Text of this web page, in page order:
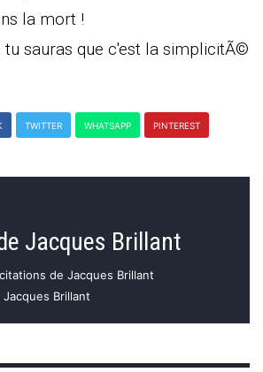
la mort !
tu sauras que c'est la simplicitÃ©
TWITTER WHATSAPP PINTEREST
Jacques Brillant
de Jacques Brillant
Brillant